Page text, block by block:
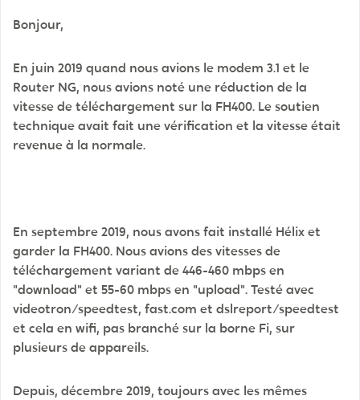
Bonjour,
En juin 2019 quand nous avions le modem 3.1 et le
Router NG, nous avions noté une réduction de la
vitesse de téléchargement sur la FH400. Le soutien
technique avait fait une vérification et la vitesse était
revenue à la normale.
En septembre 2019, nous avons fait installé Hélix et
garder la FH400. Nous avions des vitesses de
téléchargement variant de 446-460 mbps en
"download" et 55-60 mbps en "upload". Testé avec
videotron/speedtest, fast.com et dslreport/speedtest
et cela en wifi, pas branché sur la borne Fi, sur
plusieurs de appareils.
Depuis, décembre 2019, toujours avec les mêmes